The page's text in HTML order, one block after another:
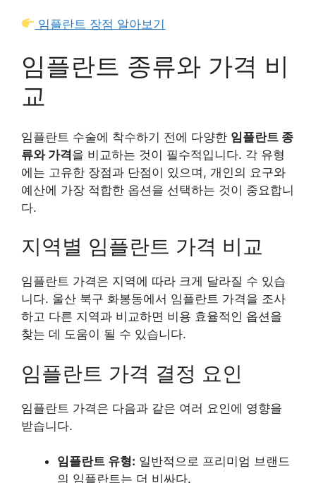
임플란트 장점 알아보기
임플란트 종류와 가격 비
교
임플란트 수술에 착수하기 전에 다양한 임플란트 종
류와 가격을 비교하는 것이 필수적입니다. 각 유형
에는 고유한 장점과 단점이 있으며, 개인의 요구와
예산에 가장 적합한 옵션을 선택하는 것이 중요합니
다.
지역별 임플란트 가격 비교
임플란트 가격은 지역에 따라 크게 달라질 수 있습
니다. 울산 북구 화봉동에서 임플란트 가격을 조사
하고 다른 지역과 비교하면 비용 효율적인 옵션을
찾는 데 도움이 될 수 있습니다.
임플란트 가격 결정 요인
임플란트 가격은 다음과 같은 여러 요인에 영향을
받습니다.
임플란트 유형: 일반적으로 프리미엄 브랜드
의 임플란트는 더 비싸다.